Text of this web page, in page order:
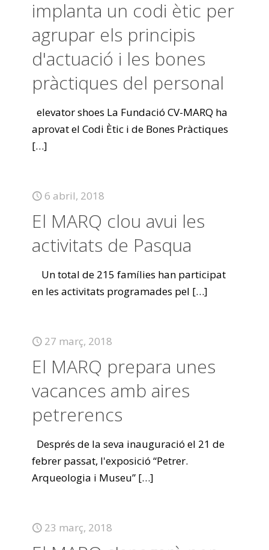
implanta un codi ètic per
agrupar els principis
d'actuació i les bones
pràctiques del personal
elevator shoes La Fundació CV-MARQ ha
aprovat el Codi Ètic i de Bones Pràctiques
[…]
6 abril, 2018
El MARQ clou avui les
activitats de Pasqua
Un total de 215 famílies han participat
en les activitats programades pel […]
27 març, 2018
El MARQ prepara unes
vacances amb aires
petrerencs
Després de la seva inauguració el 21 de
febrer passat, l'exposició “Petrer.
Arqueologia i Museu” […]
23 març, 2018